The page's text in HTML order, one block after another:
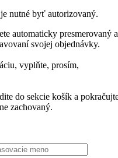
nutné byť autorizovaný.
automaticky presmerovaný a
svojej objednávky.
vyplňte, prosím,
do sekcie košík a
zachovaný.